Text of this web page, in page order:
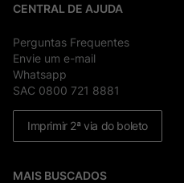
CENTRAL DE AJUDA
Perguntas Frequentes
Envie um e-mail
Whatsapp
SAC 0800 721 8881
Imprimir 2ª via do boleto
MAIS BUSCADOS